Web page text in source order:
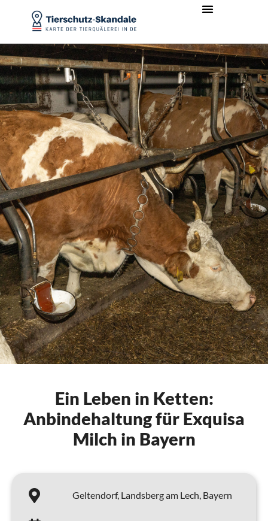
Ein Leben in Ketten:
Anbindehaltung für Exquisa
Milch in Bayern
Geltendorf, Landsberg am Lech, Bayern